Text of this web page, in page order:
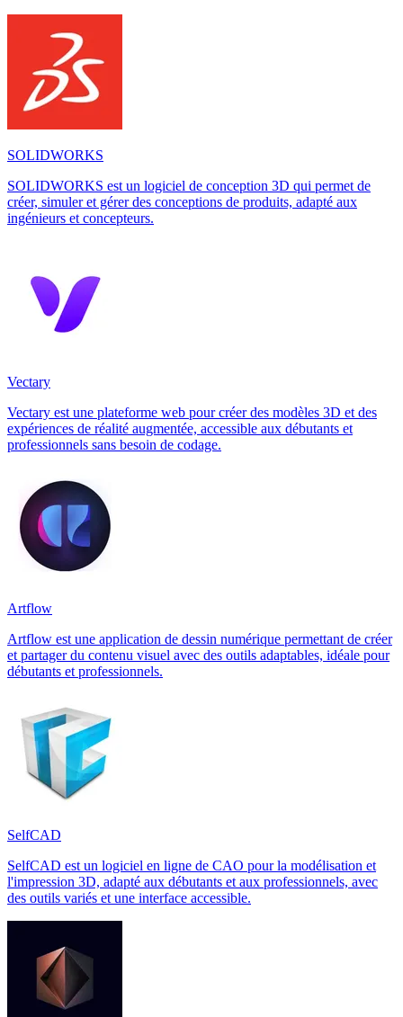
SOLIDWORKS
SOLIDWORKS est un logiciel de conception 3D qui permet de
créer, simuler et gérer des conceptions de produits, adapté aux
ingénieurs et concepteurs.
Vectary
Vectary est une plateforme web pour créer des modèles 3D et des
expériences de réalité augmentée, accessible aux débutants et
professionnels sans besoin de codage.
Artflow
Artflow est une application de dessin numérique permettant de créer
et partager du contenu visuel avec des outils adaptables, idéale pour
débutants et professionnels.
SelfCAD
SelfCAD est un logiciel en ligne de CAO pour la modélisation et
l'impression 3D, adapté aux débutants et aux professionnels, avec
des outils variés et une interface accessible.